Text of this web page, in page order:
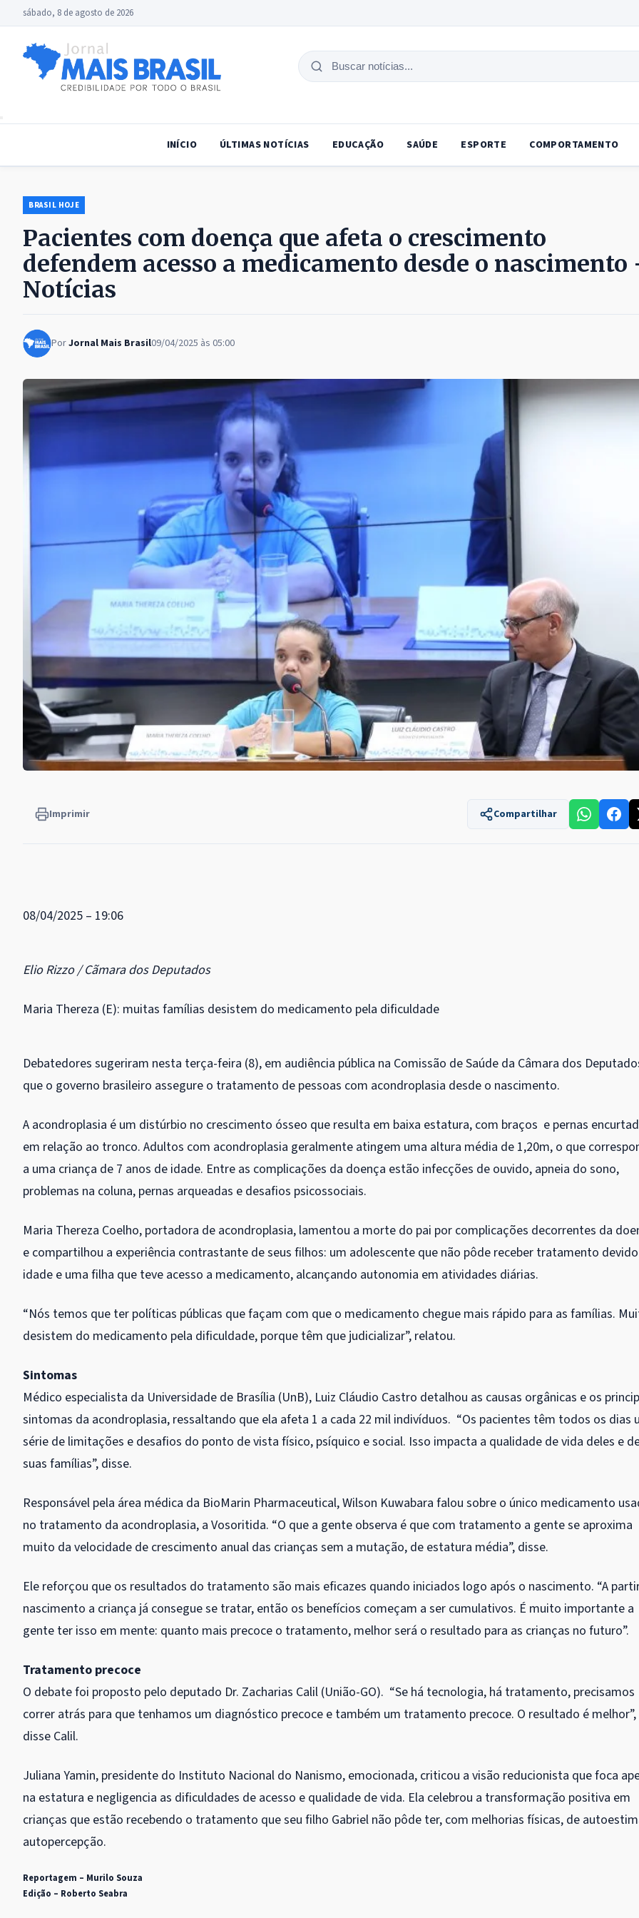
sábado, 8 de agosto de 2026
Buscar
INÍCIO ÚLTIMAS NOTÍCIAS EDUCAÇÃO SAÚDE ESPORTE COMPORTAMENTO
BRASIL HOJE
Pacientes com doença que afeta o crescimento
defendem acesso a medicamento desde o nascimento
Notícias
PorJornal Mais Brasil09/04/2025 às 05:00
Imprimir Compartilhar
08/04/2025 – 19:06
Elio Rizzo / Cãmara dos Deputados
Maria Thereza (E): muitas famílias desistem do medicamento pela dificuldade
Debatedores sugeriram nesta terça-feira (8), em audiência pública na Comissão de Saúde da Câmara dos
que o governo brasileiro assegure o tratamento de pessoas com acondroplasia desde o nascimento.
A acondroplasia é um distúrbio no crescimento ósseo que resulta em baixa estatura, com braços e pernas
em relação ao tronco. Adultos com acondroplasia geralmente atingem uma altura média de 1,20m, o que
a uma criança de 7 anos de idade. Entre as complicações da doença estão infecções de ouvido, apneia do sono,
problemas na coluna, pernas arqueadas e desafios psicossociais.
Maria Thereza Coelho, portadora de acondroplasia, lamentou a morte do pai por complicações decorrentes da
e compartilhou a experiência contrastante de seus filhos: um adolescente que não pôde receber tratamento
idade e uma filha que teve acesso a medicamento, alcançando autonomia em atividades diárias.
“Nós temos que ter políticas públicas que façam com que o medicamento chegue mais rápido para as famílias.
desistem do medicamento pela dificuldade, porque têm que judicializar”, relatou.
Sintomas
Médico especialista da Universidade de Brasília (UnB), Luiz Cláudio Castro detalhou as causas orgânicas e os
sintomas da acondroplasia, ressaltando que ela afeta 1 a cada 22 mil indivíduos. “Os pacientes têm todos os dias
série de limitações e desafios do ponto de vista físico, psíquico e social. Isso impacta a qualidade de vida deles e
suas famílias”, disse.
Responsável pela área médica da BioMarin Pharmaceutical, Wilson Kuwabara falou sobre o único medicamento
no tratamento da acondroplasia, a Vosoritida. “O que a gente observa é que com tratamento a gente se aproxima
muito da velocidade de crescimento anual das crianças sem a mutação, de estatura média”, disse.
Ele reforçou que os resultados do tratamento são mais eficazes quando iniciados logo após o nascimento. “A
nascimento a criança já consegue se tratar, então os benefícios começam a ser cumulativos. É muito importante a
gente ter isso em mente: quanto mais precoce o tratamento, melhor será o resultado para as crianças no futuro”.
Tratamento precoce
O debate foi proposto pelo deputado Dr. Zacharias Calil (União-GO). “Se há tecnologia, há tratamento, precisamos
correr atrás para que tenhamos um diagnóstico precoce e também um tratamento precoce. O resultado é melhor”,
disse Calil.
Juliana Yamin, presidente do Instituto Nacional do Nanismo, emocionada, criticou a visão reducionista que foca
na estatura e negligencia as dificuldades de acesso e qualidade de vida. Ela celebrou a transformação positiva em
crianças que estão recebendo o tratamento que seu filho Gabriel não pôde ter, com melhorias físicas, de
autopercepção.
Reportagem – Murilo Souza
Edição – Roberto Seabra